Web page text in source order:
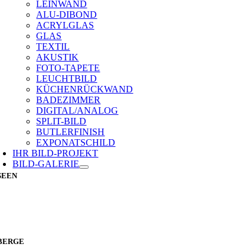
LEINWAND
ALU-DIBOND
ACRYLGLAS
GLAS
TEXTIL
AKUSTIK
FOTO-TAPETE
LEUCHTBILD
KÜCHENRÜCKWAND
BADEZIMMER
DIGITAL/ANALOG
SPLIT-BILD
BUTLERFINISH
EXPONATSCHILD
IHR BILD-PROJEKT
BILD-GALERIE